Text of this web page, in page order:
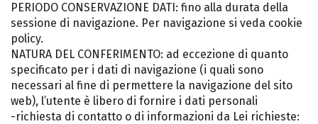
PERIODO CONSERVAZIONE DATI: fino alla durata della
sessione di navigazione. Per navigazione si veda cookie
policy.
NATURA DEL CONFERIMENTO: ad eccezione di quanto
specificato per i dati di navigazione (i quali sono
necessari al fine di permettere la navigazione del sito
web), l’utente è libero di fornire i dati personali
-richiesta di contatto o di informazioni da Lei richieste: